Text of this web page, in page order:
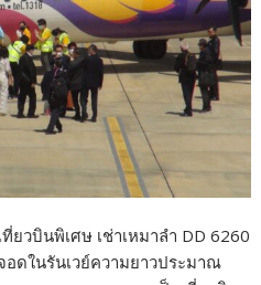
ยวบินพิเศษ เช่าเหมาลำ DD 6260
ดในรันเวย์ความยาวประมาณ